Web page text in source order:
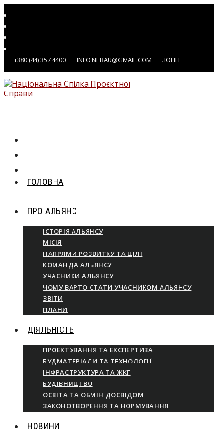
до
вмісту
+380 (44) 357 4400 INFO.NEBAU@GMAIL.COM ЛОГІН
ГОЛОВНА
ПРО АЛЬЯНС
ІСТОРІЯ АЛЬЯНСУ
МІСІЯ
НАПРЯМИ РОЗВИТКУ ТА ЦІЛІ
КОМАНДА АЛЬЯНСУ
УЧАСНИКИ АЛЬЯНСУ
ЧОМУ ВАРТО СТАТИ УЧАСНИКОМ АЛЬЯНСУ
ЗВІТИ
ПЛАНИ
ДІЯЛЬНІСТЬ
ПРОЕКТУВАННЯ ТА ЕКСПЕРТИЗА
БУДМАТЕРІАЛИ ТА ТЕХНОЛОГІЇ
ІНФРАСТРУКТУРА ТА ЖКГ
БУДІВНИЦТВО
ОСВІТА ТА ОБМІН ДОСВІДОМ
ЗАКОНОТВОРЕННЯ ТА НОРМУВАННЯ
НОВИНИ